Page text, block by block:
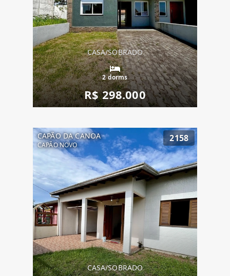
CASA/SOBRADO
2 dorms
R$ 298.000
CAPÃO DA CANOA
CAPÃO NOVO
2158
CASA/SOBRADO